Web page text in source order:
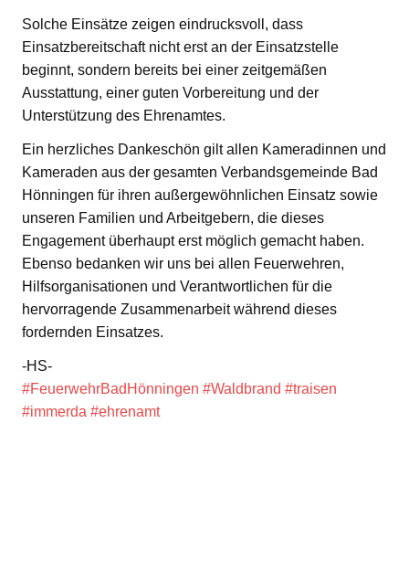
Solche Einsätze zeigen eindrucksvoll, dass
Einsatzbereitschaft nicht erst an der Einsatzstelle
beginnt, sondern bereits bei einer zeitgemäßen
Ausstattung, einer guten Vorbereitung und der
Unterstützung des Ehrenamtes.
Ein herzliches Dankeschön gilt allen Kameradinnen und
Kameraden aus der gesamten Verbandsgemeinde Bad
Hönningen für ihren außergewöhnlichen Einsatz sowie
unseren Familien und Arbeitgebern, die dieses
Engagement überhaupt erst möglich gemacht haben.
Ebenso bedanken wir uns bei allen Feuerwehren,
Hilfsorganisationen und Verantwortlichen für die
hervorragende Zusammenarbeit während dieses
fordernden Einsatzes.
-HS-
#FeuerwehrBadHönningen #Waldbrand #traisen
#immerda #ehrenamt